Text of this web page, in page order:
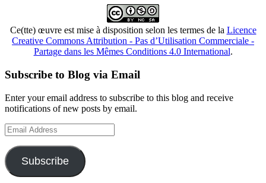
Ce(tte) œuvre est mise à disposition selon les termes de la Licence
Creative Commons Attribution - Pas d’Utilisation Commerciale -
Partage dans les Mêmes Conditions 4.0 International.
Subscribe to Blog via Email
Enter your email address to subscribe to this blog and receive
notifications of new posts by email.
Email
Address
Subscribe